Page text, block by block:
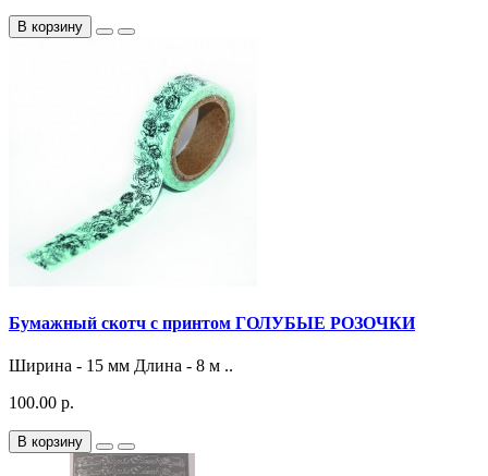
В корзину
Бумажный скотч с принтом ГОЛУБЫЕ РОЗОЧКИ
Ширина - 15 мм Длина - 8 м ..
100.00 р.
В корзину